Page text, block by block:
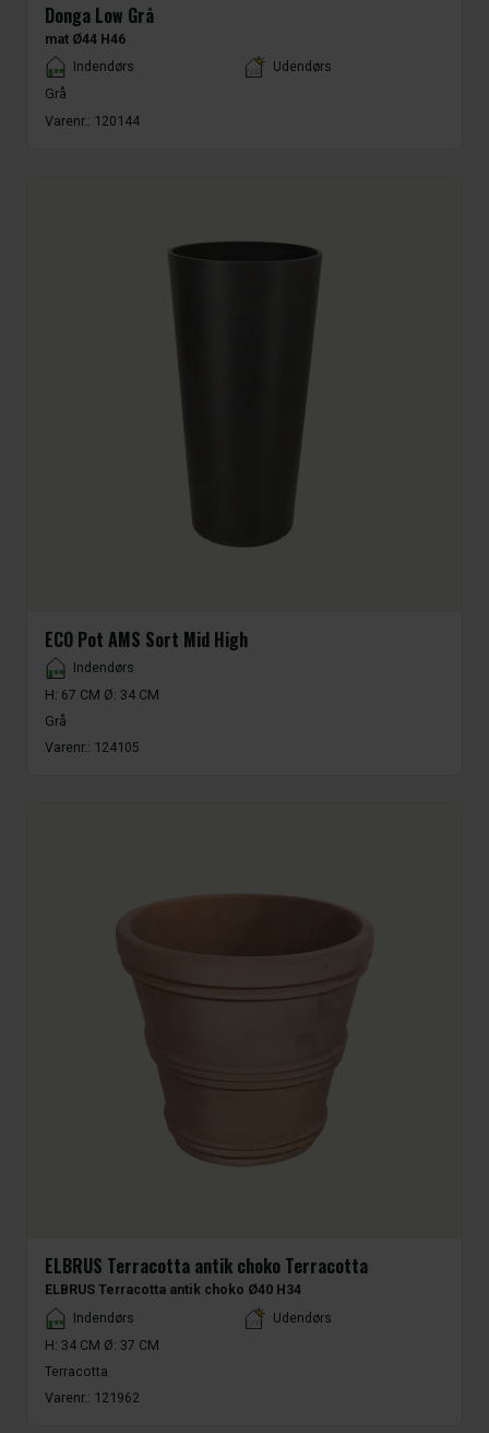
Donga Low Grå
mat Ø44 H46
Placement
Indendørs
Udendørs
Grå
Varenr.: 120144
ECO Pot AMS Sort Mid High
Placement
Indendørs
H: 67 CM Ø: 34 CM
Grå
Varenr.: 124105
ELBRUS Terracotta antik choko Terracotta
ELBRUS Terracotta antik choko Ø40 H34
Placement
Indendørs
Udendørs
H: 34 CM Ø: 37 CM
Terracotta
Varenr.: 121962